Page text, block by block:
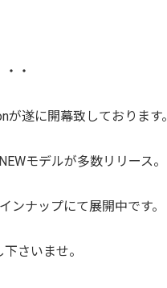
・
遂に開幕致しております。
モデルが多数リリース。
ンナップにて展開中です。
さいませ。